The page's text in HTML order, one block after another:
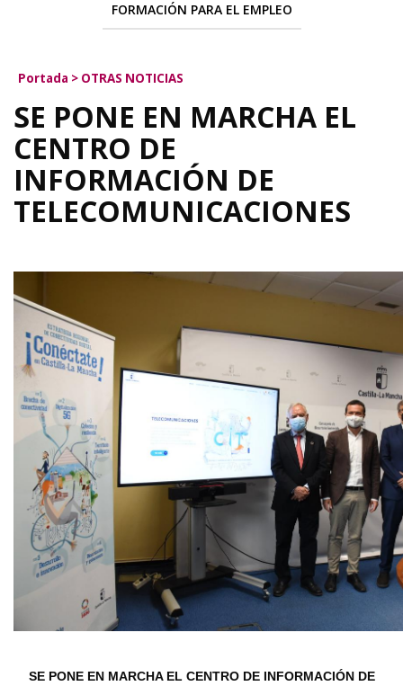
FORMACIÓN PARA EL EMPLEO
Portada > OTRAS NOTICIAS
SE PONE EN MARCHA EL
CENTRO DE
INFORMACIÓN DE
TELECOMUNICACIONES
SE PONE EN MARCHA EL CENTRO DE INFORMACIÓN DE